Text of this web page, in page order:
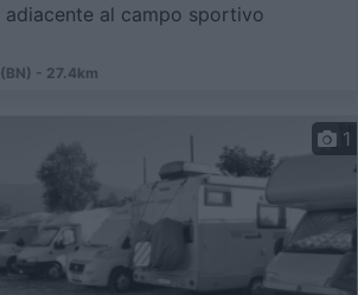
al campo sportivo
- 27.4km
1